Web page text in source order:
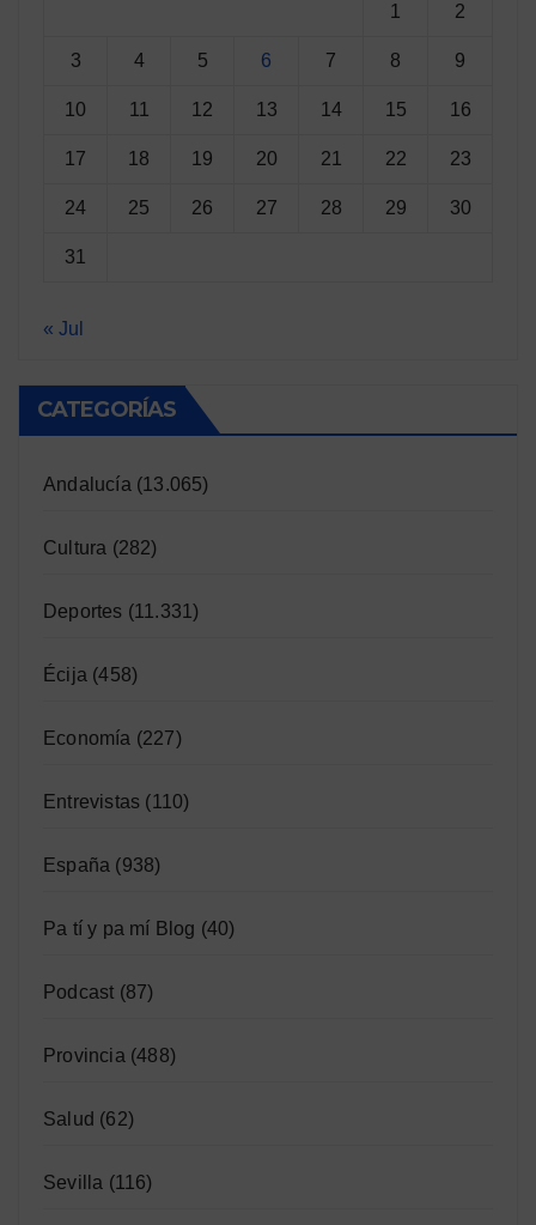
1 2
3 4 5 6 7 8 9
10 11 12 13 14 15 16
17 18 19 20 21 22 23
24 25 26 27 28 29 30
31
« Jul
CATEGORÍAS
Andalucía (13.065)
Cultura (282)
Deportes (11.331)
Écija (458)
Economía (227)
Entrevistas (110)
España (938)
Pa tí y pa mí Blog (40)
Podcast (87)
Provincia (488)
Salud (62)
Sevilla (116)